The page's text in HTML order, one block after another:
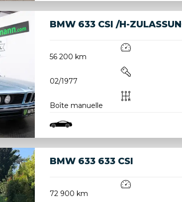
BMW 633 CSI /H-
56 200 km
02/1977
Boîte manuelle
BMW 633 633 CSI
72 900 km